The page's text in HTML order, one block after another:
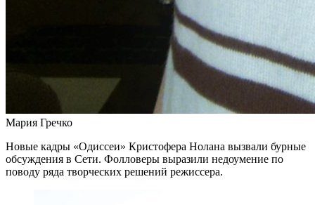
Мария Гречко
Новые кадры «Одиссеи» Кристофера Нолана вызвали бурные
обсуждения в Сети. Фолловеры выразили недоумение по
поводу ряда творческих решений режиссера.